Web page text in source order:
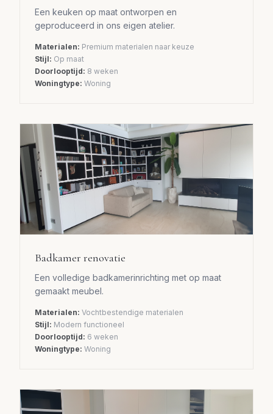
Een keuken op maat ontworpen en
geproduceerd in ons eigen atelier.
Materialen: Premium materialen naar keuze
Stijl: Op maat
Doorlooptijd: 8 weken
Woningtype: Woning
Badkamer renovatie
Een volledige badkamerinrichting met op maat
gemaakt meubel.
Materialen: Vochtbestendige materialen
Stijl: Modern functioneel
Doorlooptijd: 6 weken
Woningtype: Woning